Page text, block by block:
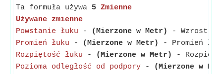
Ta formuła używa 5 Zmienne
Używane zmienne
Powstanie łuku - (Mierzone w Metr)
- Wzrost
Promień łuku - (Mierzone w Metr)
- Promień
Rozpiętość łuku - (Mierzone w Metr)
-
Pozioma odległość od podpory -
(Mierzone w